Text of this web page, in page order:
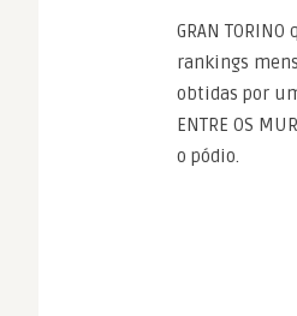
GRAN
rankings
obtidas por
ENTRE OS
o pódio.